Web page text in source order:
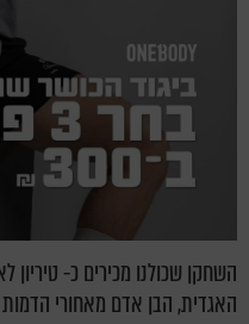
השחקן שכולנו מכירים כ-
האגדית, הבן אדם מאחורי